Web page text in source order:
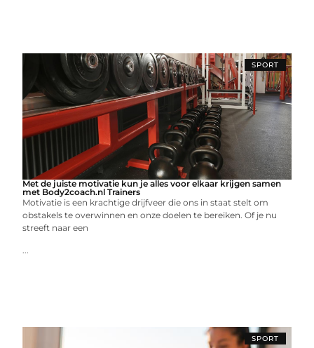
SPORT
Met de juiste motivatie kun je alles voor elkaar krijgen samen
met Body2coach.nl Trainers
Motivatie is een krachtige drijfveer die ons in staat stelt om
obstakels te overwinnen en onze doelen te bereiken. Of je nu
streeft naar een
...
SPORT